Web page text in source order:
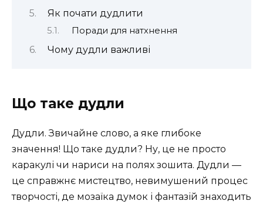
Як почати дудлити
Поради для натхнення
Чому дудли важливі
Що таке дудли
Дудли. Звичайне слово, а яке глибоке
значення! Що таке дудли? Ну, це не просто
каракулі чи нариси на полях зошита. Дудли —
це справжнє мистецтво, невимушений процес
творчості, де мозаїка думок і фантазій знаходить